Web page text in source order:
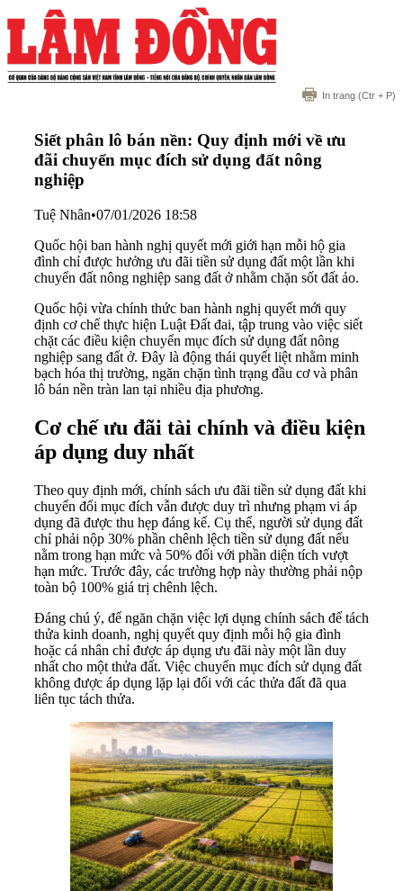
In trang (Ctr + P)
Siết phân lô bán nền: Quy định mới về ưu
đãi chuyển mục đích sử dụng đất nông
nghiệp
Tuệ Nhân•07/01/2026 18:58
Quốc hội ban hành nghị quyết mới giới hạn mỗi hộ gia
đình chỉ được hưởng ưu đãi tiền sử dụng đất một lần khi
chuyển đất nông nghiệp sang đất ở nhằm chặn sốt đất ảo.
Quốc hội vừa chính thức ban hành nghị quyết mới quy
định cơ chế thực hiện Luật Đất đai, tập trung vào việc siết
chặt các điều kiện chuyển mục đích sử dụng đất nông
nghiệp sang đất ở. Đây là động thái quyết liệt nhằm minh
bạch hóa thị trường, ngăn chặn tình trạng đầu cơ và phân
lô bán nền tràn lan tại nhiều địa phương.
Cơ chế ưu đãi tài chính và điều kiện
áp dụng duy nhất
Theo quy định mới, chính sách ưu đãi tiền sử dụng đất khi
chuyển đổi mục đích vẫn được duy trì nhưng phạm vi áp
dụng đã được thu hẹp đáng kể. Cụ thể, người sử dụng đất
chỉ phải nộp 30% phần chênh lệch tiền sử dụng đất nếu
nằm trong hạn mức và 50% đối với phần diện tích vượt
hạn mức. Trước đây, các trường hợp này thường phải nộp
toàn bộ 100% giá trị chênh lệch.
Đáng chú ý, để ngăn chặn việc lợi dụng chính sách để tách
thửa kinh doanh, nghị quyết quy định mỗi hộ gia đình
hoặc cá nhân chỉ được áp dụng ưu đãi này một lần duy
nhất cho một thửa đất. Việc chuyển mục đích sử dụng đất
không được áp dụng lặp lại đối với các thửa đất đã qua
liên tục tách thửa.